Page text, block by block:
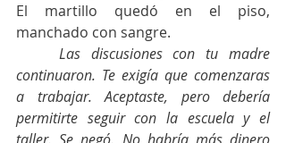
El martillo quedó en el piso,
manchado con sangre.
Las discusiones con tu madre
continuaron. Te exigía que comenzaras
a trabajar. Aceptaste, pero debería
permitirte seguir con la escuela y el